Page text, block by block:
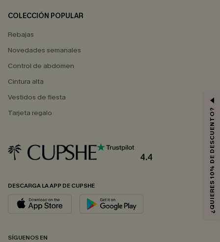
COLECCIÓN POPULAR
Rebajas
Novedades semanales
Control de abdomen
Cintura alta
Vestidos de fiesta
Tarjeta regalo
4.4
DESCARGA LA APP DE CUPSHE
SÍGUENOS EN
¿QUIERES 10% DE DESCUENTO?